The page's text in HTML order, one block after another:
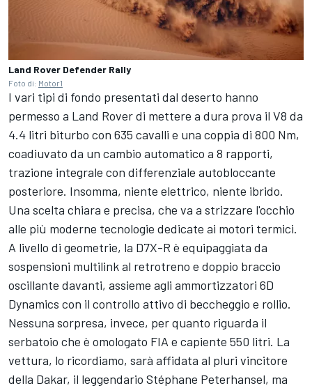
Land Rover Defender Rally
Foto di: Motor1
I vari tipi di fondo presentati dal deserto hanno
permesso a Land Rover di mettere a dura prova il V8 da
4.4 litri biturbo con 635 cavalli e una coppia di 800 Nm,
coadiuvato da un cambio automatico a 8 rapporti,
trazione integrale con differenziale autobloccante
posteriore. Insomma, niente elettrico, niente ibrido.
Una scelta chiara e precisa, che va a strizzare l'occhio
alle più moderne tecnologie dedicate ai motori termici.
A livello di geometrie, la D7X-R è equipaggiata da
sospensioni multilink al retrotreno e doppio braccio
oscillante davanti, assieme agli ammortizzatori 6D
Dynamics con il controllo attivo di beccheggio e rollio.
Nessuna sorpresa, invece, per quanto riguarda il
serbatoio che è omologato FIA e capiente 550 litri. La
vettura, lo ricordiamo, sarà affidata al pluri vincitore
della Dakar, il leggendario Stéphane Peterhansel, ma